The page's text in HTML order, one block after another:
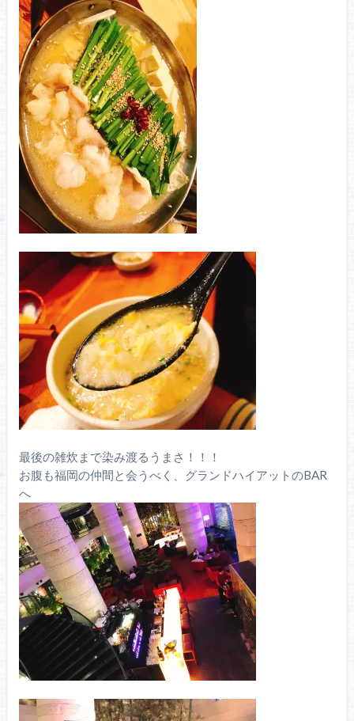
最後の雑炊まで染み渡るうまさ！！！
お腹も福岡の仲間と会うべく、グランドハイアットのBAR
へ